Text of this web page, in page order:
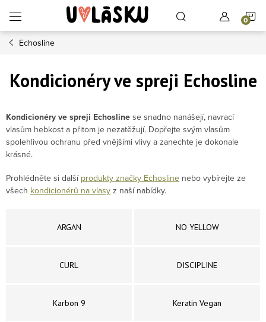
Echosline
Kondicionéry ve spreji Echosline
Kondicionéry ve spreji Echosline se snadno nanášejí, navrací
vlasům hebkost a přitom je nezatěžují. Dopřejte svým vlasům
spolehlivou ochranu před vnějšími vlivy a zanechte je dokonale
krásné.
Prohlédněte si další produkty značky Echosline nebo vybírejte ze
všech kondicionérů na vlasy z naší nabídky.
ARGAN NO YELLOW
CURL DISCIPLINE
Karbon 9 Keratin Vegan